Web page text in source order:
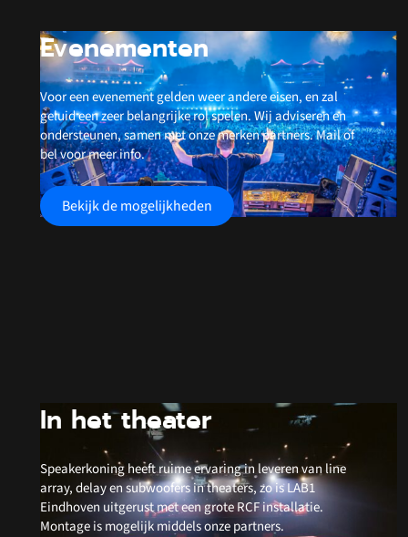
Evenementen
Voor een evenement gelden weer andere eisen, en zal
geluid een zeer belangrijke rol spelen. Wij adviseren en
ondersteunen, samen met onze merken partners. Mail of
bel voor meer info.
Bekijk de mogelijkheden
In het theater
Speakerkoning heeft ruime ervaring in leveren van line
array, delay en subwoofers in theaters, zo is LAB1
Eindhoven uitgerust met een grote RCF installatie.
Montage is mogelijk middels onze partners.